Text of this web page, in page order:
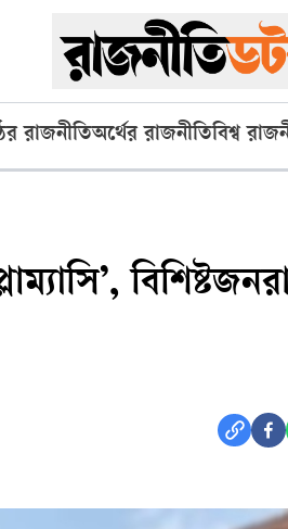
রাজনীতিঅর্থের রাজনীতিবিশ্ব